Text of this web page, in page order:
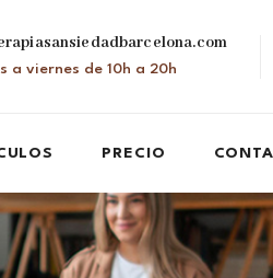
a viernes de 10h a 20h
PRECIO